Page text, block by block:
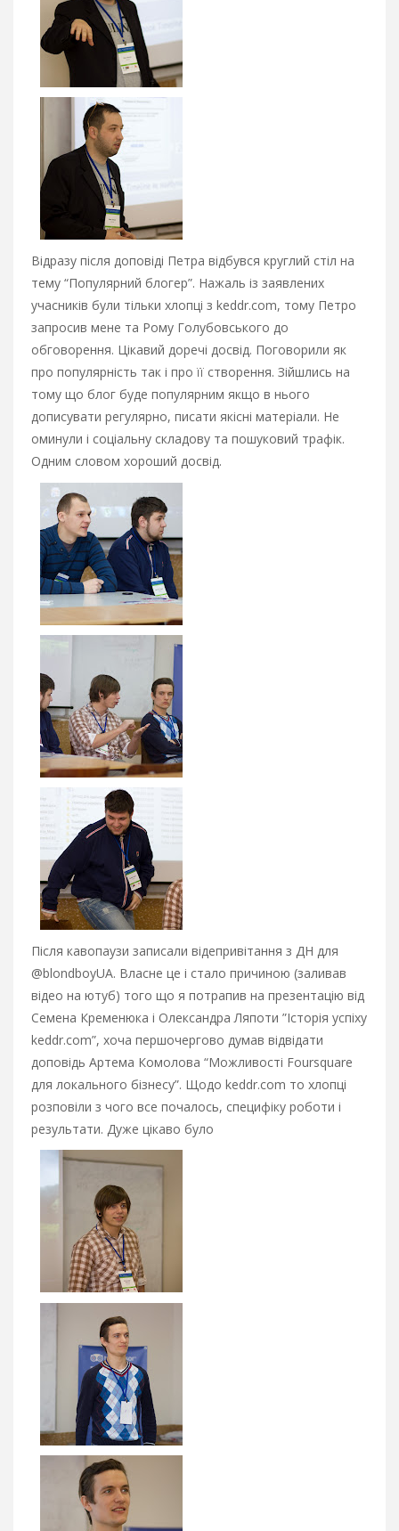
Відразу після доповіді Петра відбувся круглий стіл на
тему “Популярний блогер”. Нажаль із заявлених
учасників були тільки хлопці з keddr.com, тому Петро
запросив мене та Рому Голубовського до
обговорення. Цікавий доречі досвід. Поговорили як
про популярність так і про її створення. Зійшлись на
тому що блог буде популярним якщо в нього
дописувати регулярно, писати якісні матеріали. Не
оминули і соціальну складову та пошуковий трафік.
Одним словом хороший досвід.
Після кавопаузи записали відепривітання з ДН для
@blondboyUA. Власне це і стало причиною (заливав
відео на ютуб) того що я потрапив на презентацію від
Семена Кременюка і Олександра Ляпоти ”Історія успіху
keddr.com”, хоча першочергово думав відвідати
доповідь Артема Комолова “Можливості Foursquare
для локального бізнесу”. Щодо keddr.com то хлопці
розповіли з чого все почалось, специфіку роботи і
результати. Дуже цікаво було